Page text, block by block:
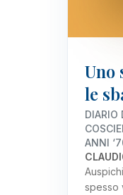
Uno
le
DIARIO
ANNI
spesso